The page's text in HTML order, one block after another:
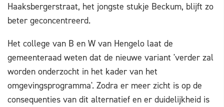
Haaksbergerstraat, het jongste stukje Beckum, blijft zo
beter geconcentreerd.
Het college van B en W van Hengelo laat de
gemeenteraad weten dat de nieuwe variant 'verder zal
worden onderzocht in het kader van het
omgevingsprogramma'. Zodra er meer zicht is op de
consequenties van dit alternatief en er duidelijkheid is